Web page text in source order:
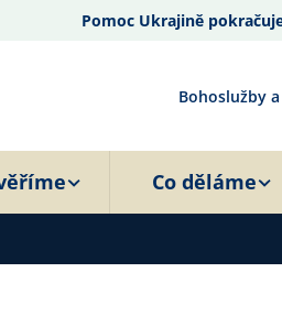
Pomoc Ukrajině
Bohoslužby
Co děláme